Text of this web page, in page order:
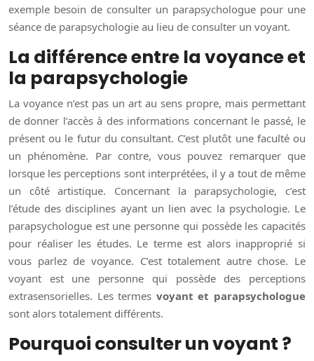
exemple besoin de consulter un parapsychologue pour une
séance de parapsychologie au lieu de consulter un voyant.
La différence entre la voyance et
la parapsychologie
La voyance n’est pas un art au sens propre, mais permettant
de donner l’accès à des informations concernant le passé, le
présent ou le futur du consultant. C’est plutôt une faculté ou
un phénomène. Par contre, vous pouvez remarquer que
lorsque les perceptions sont interprétées, il y a tout de même
un côté artistique. Concernant la parapsychologie, c’est
l’étude des disciplines ayant un lien avec la psychologie. Le
parapsychologue est une personne qui possède les capacités
pour réaliser les études. Le terme est alors inapproprié si
vous parlez de voyance. C’est totalement autre chose. Le
voyant est une personne qui possède des perceptions
extrasensorielles. Les termes voyant et parapsychologue
sont alors totalement différents.
Pourquoi consulter un voyant ?